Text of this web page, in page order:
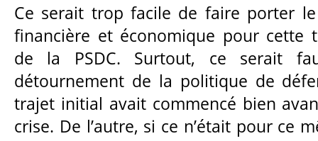
Ce serait trop facile de faire porter
financière et économique pour cette
de la PSDC. Surtout, ce serait
détournement de la politique de
trajet initial avait commencé bien
crise. De l’autre, si ce n’était pour ce